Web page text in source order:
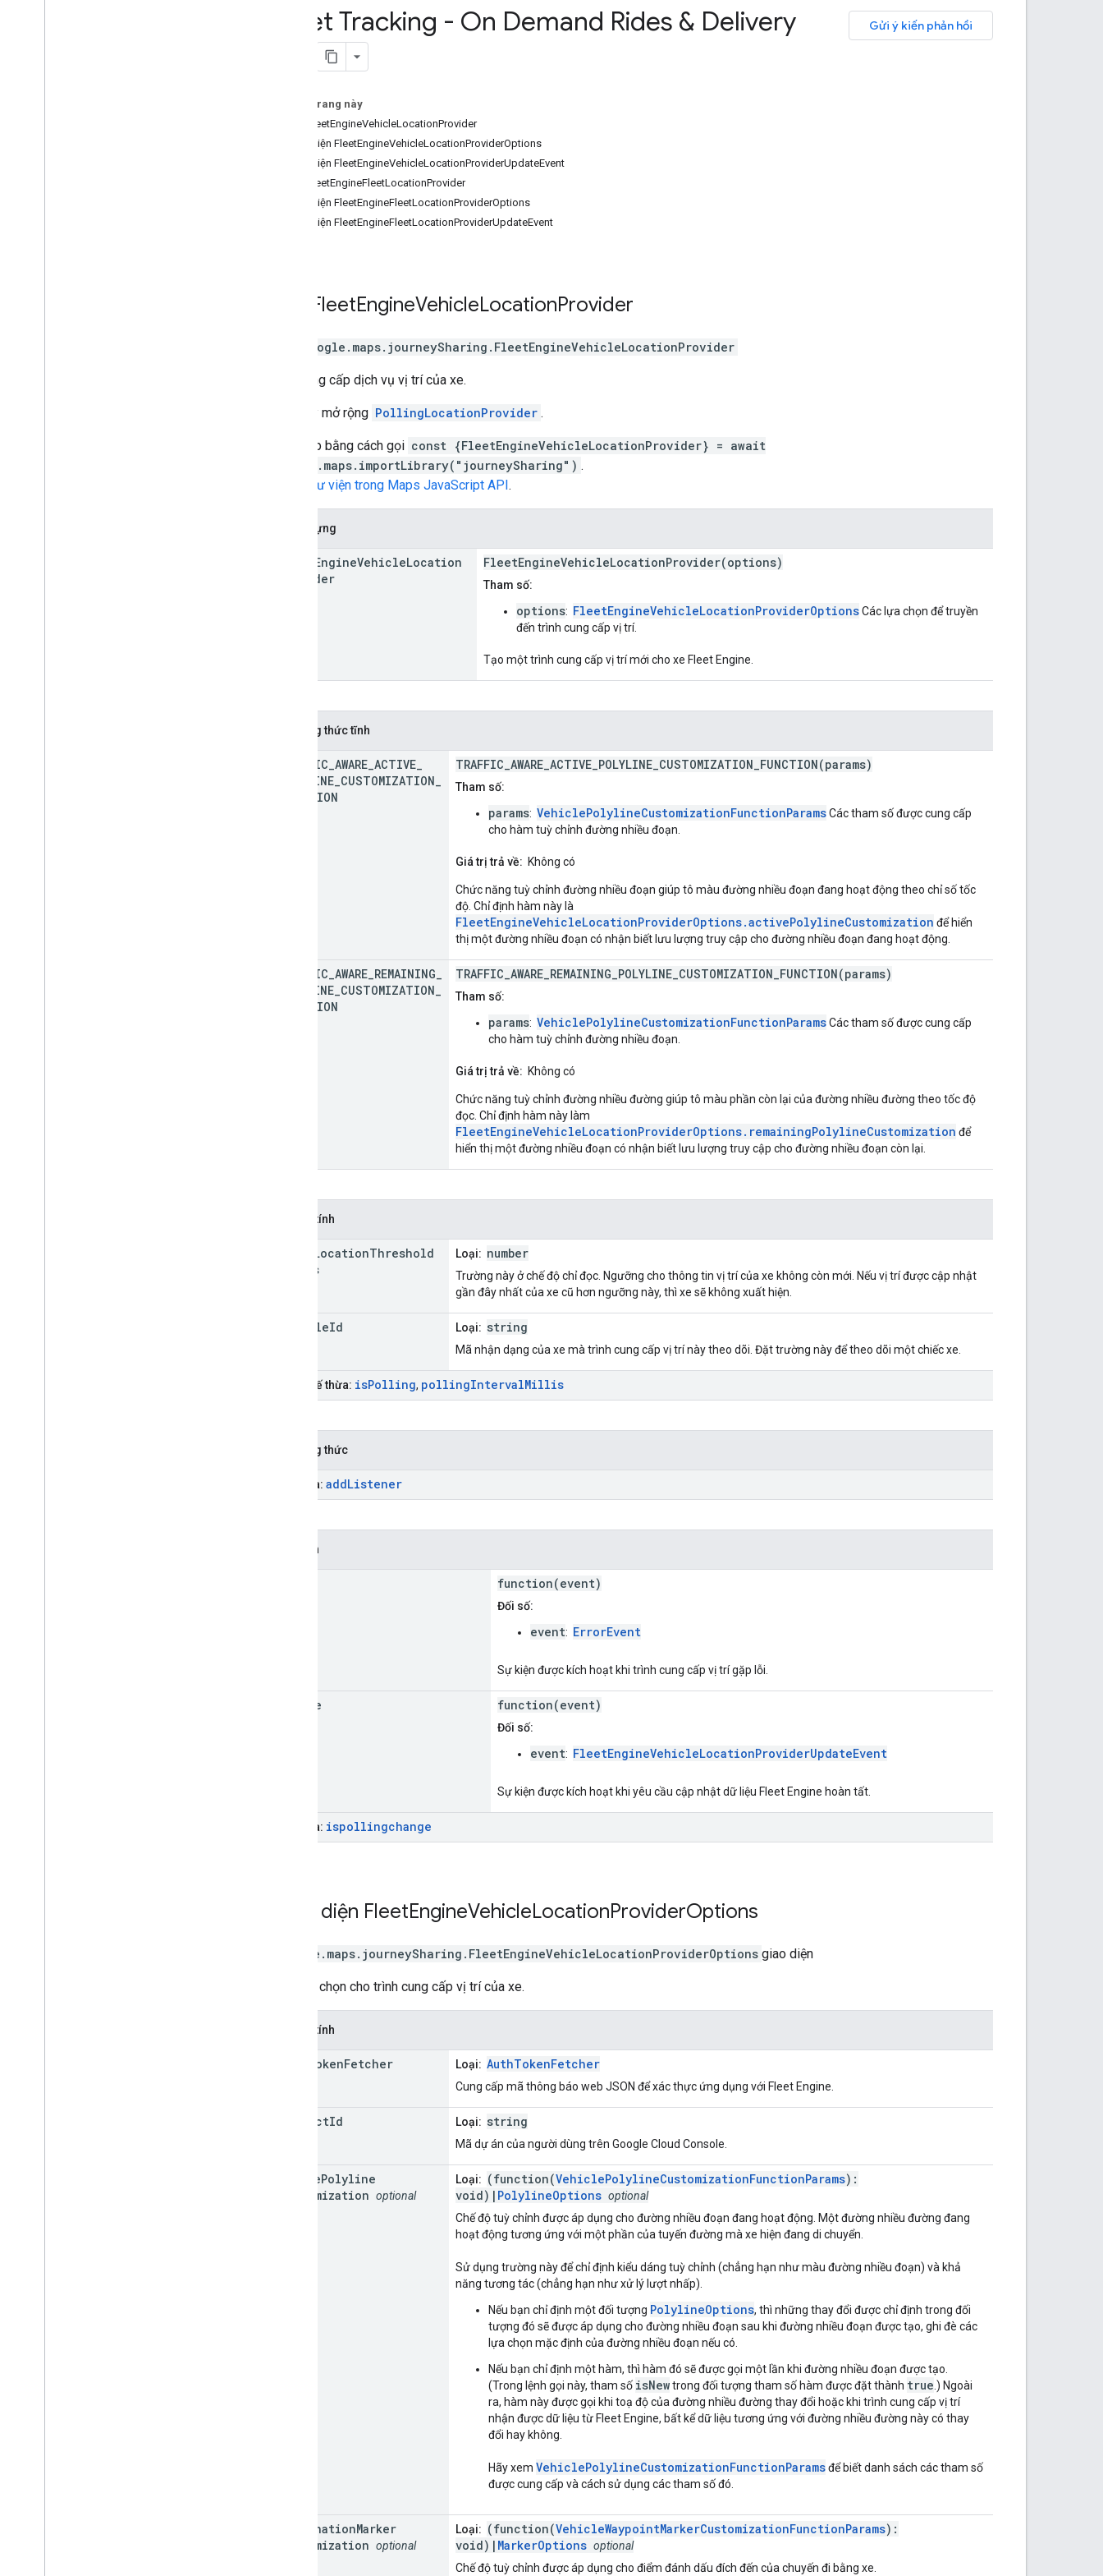
Gửi ý kiến phản hồi
Fleet Tracking - On Demand Rides & Delivery
Trên trang này
Lớp FleetEngineVehicleLocationProvider
Giao diện FleetEngineVehicleLocationProviderOptions
Giao diện FleetEngineVehicleLocationProviderUpdateEvent
Lớp FleetEngineFleetLocationProvider
Giao diện FleetEngineFleetLocationProviderOptions
Giao diện FleetEngineFleetLocationProviderUpdateEvent
FleetEngineVehicleLocationProvider
google.maps.journeySharing . FleetEngineVehicleLocationProvider
Nhà cung cấp dịch vụ vị trí của xe.
Lớp này mở rộng PollingLocationProvider .
Truy cập bằng cách gọi const {FleetEngineVehicleLocationProvider} = await
google.maps.importLibrary("journeySharing") .
Thư viện trong Maps JavaScript API.
Hàm dựng
EngineVehicleLocation
Provider
FleetEngineVehicleLocationProvider(options)
Tham số:
options: FleetEngineVehicleLocationProviderOptionsCác lựa chọn để truyền
đến trình cung cấp vị trí.
Tạo một trình cung cấp vị trí mới cho xe Fleet Engine.
Phương thức tĩnh
TRAFFIC AWARE ACTIVE
POLYLINE CUSTOMIZATION
FUNCTION
TRAFFIC_AWARE_ACTIVE_POLYLINE_CUSTOMIZATION_FUNCTION(params)
Tham số:
params: VehiclePolylineCustomizationFunctionParamsCác tham số được cung cấp
cho hàm tuỳ chỉnh đường nhiều đoạn.
Giá trị trả về: Không có
Chức năng tuỳ chỉnh đường nhiều đoạn giúp tô màu đường nhiều đoạn đang hoạt động theo chỉ số tốc
độ. Chỉ định hàm này là
FleetEngineVehicleLocationProviderOptions.activePolylineCustomization để hiển
thị một đường nhiều đoạn có nhận biết lưu lượng truy cập cho đường nhiều đoạn đang hoạt động.
TRAFFIC AWARE REMAINING
POLYLINE CUSTOMIZATION
FUNCTION
TRAFFIC_AWARE_REMAINING_POLYLINE_CUSTOMIZATION_FUNCTION(params)
Tham số:
params: VehiclePolylineCustomizationFunctionParamsCác tham số được cung cấp
cho hàm tuỳ chỉnh đường nhiều đoạn.
Giá trị trả về: Không có
Chức năng tuỳ chỉnh đường nhiều đường giúp tô màu phần còn lại của đường nhiều đường theo tốc độ
đọc. Chỉ định hàm này làm
FleetEngineVehicleLocationProviderOptions.remainingPolylineCustomization để
hiển thị một đường nhiều đoạn có nhận biết lưu lượng truy cập cho đường nhiều đoạn còn lại.
Thuộc tính
LocationThreshold
Millis
Loại: number
Trường này ở chế độ chỉ đọc. Ngưỡng cho thông tin vị trí của xe không còn mới. Nếu vị trí được cập nhật
gần đây nhất của xe cũ hơn ngưỡng này, thì xe sẽ không xuất hiện.
vehicleId Loại: string
Mã nhận dạng của xe mà trình cung cấp vị trí này theo dõi. Đặt trường này để theo dõi một chiếc xe.
Được kế thừa: isPolling, pollingIntervalMillis
Phương thức
Kế thừa: addListener
Sự kiện
function(event)
Đối số:
event: ErrorEvent
Sự kiện được kích hoạt khi trình cung cấp vị trí gặp lỗi.
update function(event)
Đối số:
event: FleetEngineVehicleLocationProviderUpdateEvent
Sự kiện được kích hoạt khi yêu cầu cập nhật dữ liệu Fleet Engine hoàn tất.
Kế thừa: ispollingchange
Giao diện FleetEngineVehicleLocationProviderOptions
google.maps.journeySharing . FleetEngineVehicleLocationProviderOptions giao diện
Các lựa chọn cho trình cung cấp vị trí của xe.
Thuộc tính
TokenFetcher Loại: AuthTokenFetcher
Cung cấp mã thông báo web JSON để xác thực ứng dụng với Fleet Engine.
projectId Loại: string
Mã dự án của người dùng trên Google Cloud Console.
activePolyline
Customization optional
Loại: (function(VehiclePolylineCustomizationFunctionParams):
void)| PolylineOptions optional
Chế độ tuỳ chỉnh được áp dụng cho đường nhiều đoạn đang hoạt động. Một đường nhiều đường đang
hoạt động tương ứng với một phần của tuyến đường mà xe hiện đang di chuyển.
Sử dụng trường này để chỉ định kiểu dáng tuỳ chỉnh (chẳng hạn như màu đường nhiều đoạn) và khả
năng tương tác (chẳng hạn như xử lý lượt nhấp).
Nếu bạn chỉ định một đối tượng PolylineOptions, thì những thay đổi được chỉ định trong đối
tượng đó sẽ được áp dụng cho đường nhiều đoạn sau khi đường nhiều đoạn được tạo, ghi đè các
lựa chọn mặc định của đường nhiều đoạn nếu có.
Nếu bạn chỉ định một hàm, thì hàm đó sẽ được gọi một lần khi đường nhiều đoạn được tạo.
(Trong lệnh gọi này, tham số isNewtrong đối tượng tham số hàm được đặt thành true .) Ngoài
ra, hàm này được gọi khi toạ độ của đường nhiều đường thay đổi hoặc khi trình cung cấp vị trí
nhận được dữ liệu từ Fleet Engine, bất kể dữ liệu tương ứng với đường nhiều đường này có thay
đổi hay không.
Hãy xem VehiclePolylineCustomizationFunctionParamsđể biết danh sách các tham số
được cung cấp và cách sử dụng các tham số đó.
destinationMarker
Customization optional
Loại: (function(VehicleWaypointMarkerCustomizationFunctionParams):
void)| MarkerOptions optional
Chế độ tuỳ chỉnh được áp dụng cho điểm đánh dấu đích đến của chuyến đi bằng xe.